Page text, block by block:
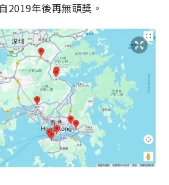
2019年後再無頭獎。